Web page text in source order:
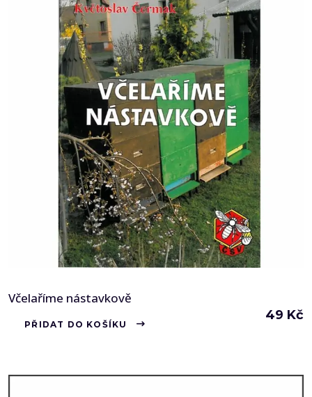
Včelaříme nástavkově
49 Kč
PŘIDAT DO KOŠÍKU